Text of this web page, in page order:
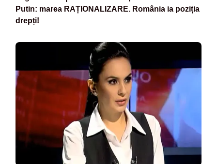
Putin: marea RAȚIONALIZARE. România ia poziția
drepți!